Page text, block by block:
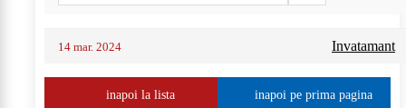
14 mar. 2024 Invatamant
inapoi la lista inapoi pe prima pagina